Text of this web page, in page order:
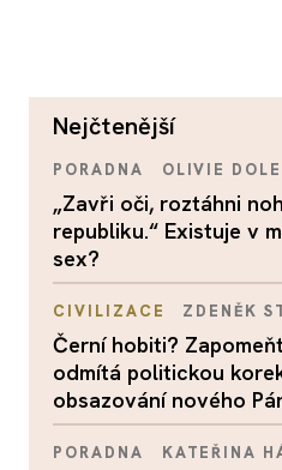
nejčtenější
PORADNA OLIVIE
„Zavři oči, roztáhni
republiku.“ Existuje v
sex?
CIVILIZACE ZDENĚK
Černí hobiti?
odmítá politickou
obsazování nového
PORADNA KATEŘINA